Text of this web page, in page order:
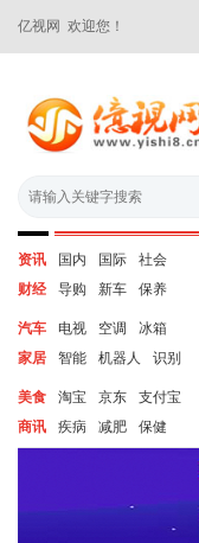
亿视网 欢迎您！
资讯 国内 国际
社会
财经
导购 新车 保养
汽车 电视 空调
冰箱
家居
智能 机器人 识别
美食 淘宝 京东
支付宝
商讯
疾病 减肥 保健